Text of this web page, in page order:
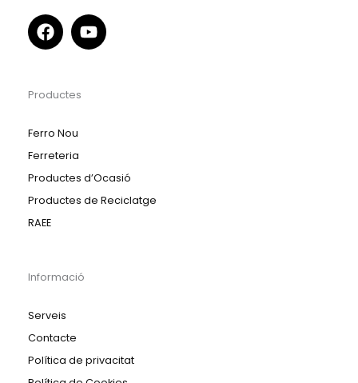
Productes
Ferro Nou
Ferreteria
Productes d’Ocasió
Productes de Reciclatge
RAEE
Informació
Serveis
Contacte
Política de privacitat